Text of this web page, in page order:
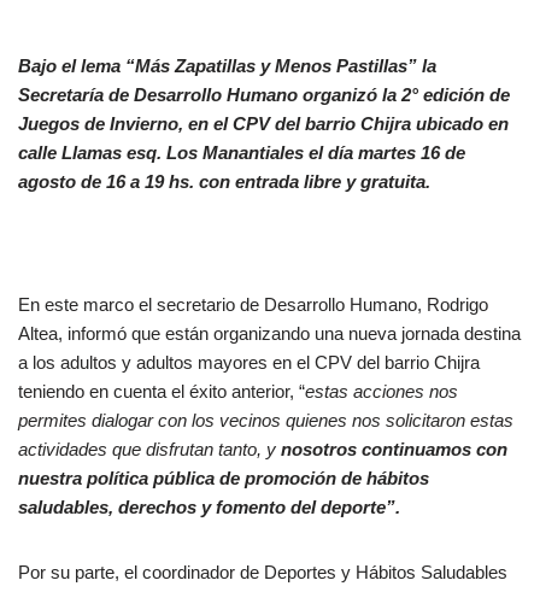
Bajo el lema “Más Zapatillas y Menos Pastillas” la
Secretaría de Desarrollo Humano organizó la 2° edición de
Juegos de Invierno, en el CPV del barrio Chijra ubicado en
calle Llamas esq. Los Manantiales el día martes 16 de
agosto de 16 a 19 hs. con entrada libre y gratuita.
En este marco el secretario de Desarrollo Humano, Rodrigo
Altea, informó que están organizando una nueva jornada destina
a los adultos y adultos mayores en el CPV del barrio Chijra
teniendo en cuenta el éxito anterior, “estas acciones nos
permites dialogar con los vecinos quienes nos solicitaron estas
actividades que disfrutan tanto, y nosotros continuamos con
nuestra política pública de promoción de hábitos
saludables, derechos y fomento del deporte”.
Por su parte, el coordinador de Deportes y Hábitos Saludables